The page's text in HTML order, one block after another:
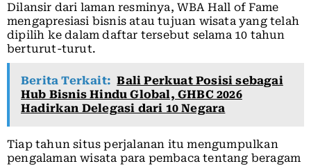
Dilansir dari laman resminya, WBA Hall of Fame
mengapresiasi bisnis atau tujuan wisata yang telah
dipilih ke dalam daftar tersebut selama 10 tahun
berturut-turut.
Berita Terkait: Bali Perkuat Posisi sebagai
Hub Bisnis Hindu Global, GHBC 2026
Hadirkan Delegasi dari 10 Negara
Tiap tahun situs perjalanan itu mengumpulkan
pengalaman wisata para pembaca tentang beragam